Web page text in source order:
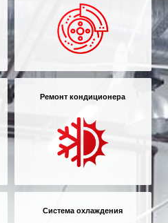
Ремонт кондиционера
Система охлаждения